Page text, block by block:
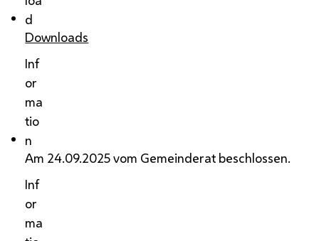
d
Downloads
Inf
or
ma
tio
n
Am 24.09.2025 vom Gemeinderat beschlossen.
Inf
or
ma